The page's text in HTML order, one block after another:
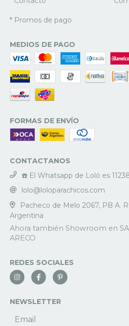
* Promos de pago
MEDIOS DE PAGO
FORMAS DE ENVÍO
CONTACTANOS
☎️ El Whatsapp de Loló es
lolo@loloparachicos.com
Pacheco de Melo 2067, PB A.
Argentina
REDES SOCIALES
NEWSLETTER